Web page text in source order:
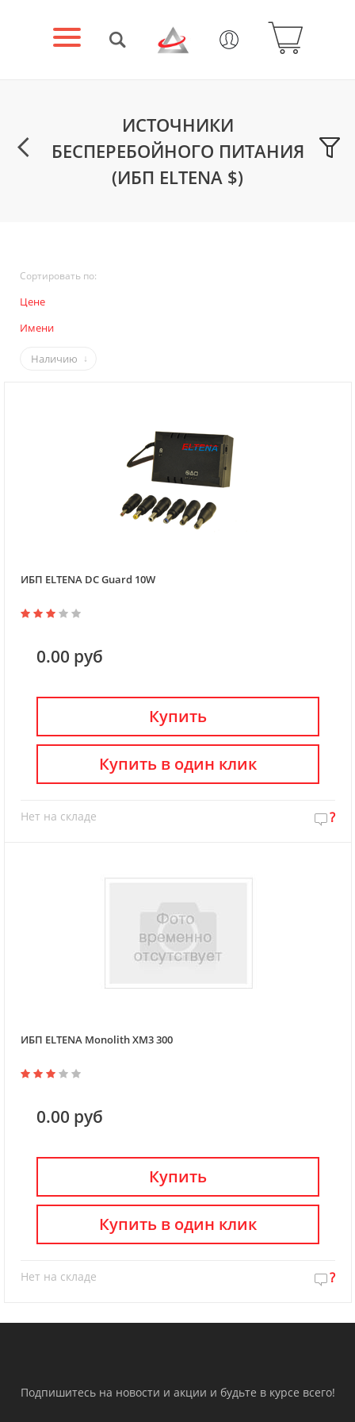
ИСТОЧНИКИ
БЕСПЕРЕБОЙНОГО ПИТАНИЯ
(ИБП ELTENA $)
Сортировать по:
Цене
Имени
Наличию
ИБП ELTENA DC Guard 10W
0.00 руб
Купить
Нет на складе ?
Купить в один клик
ИБП ELTENA Monolith XM3 300
0.00 руб
Купить
Нет на складе ?
Купить в один клик
Подпишитесь на новости и акции и будьте в курсе всего!